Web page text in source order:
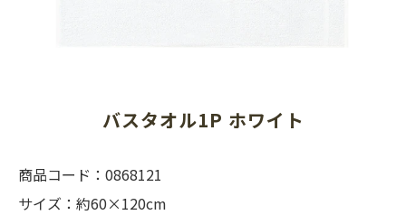
バスタオル1P ホワイト
商品コード：0868121
サイズ：約60×120cm